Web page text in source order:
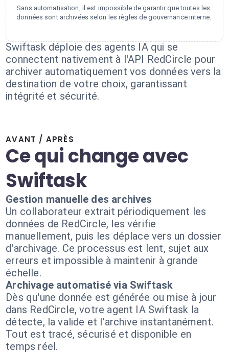
Sans automatisation, il est impossible de garantir que toutes les
données sont archivées selon les règles de gouvernance interne.
Swiftask déploie des agents IA qui se
connectent nativement à l'API RedCircle pour
archiver automatiquement vos données vers la
destination de votre choix, garantissant
intégrité et sécurité.
AVANT / APRÈS
Ce qui change avec
Swiftask
Gestion manuelle des archives
Un collaborateur extrait périodiquement les
données de RedCircle, les vérifie
manuellement, puis les déplace vers un dossier
d'archivage. Ce processus est lent, sujet aux
erreurs et impossible à maintenir à grande
échelle.
Archivage automatisé via Swiftask
Dès qu'une donnée est générée ou mise à jour
dans RedCircle, votre agent IA Swiftask la
détecte, la valide et l'archive instantanément.
Tout est tracé, sécurisé et disponible en
temps réel.